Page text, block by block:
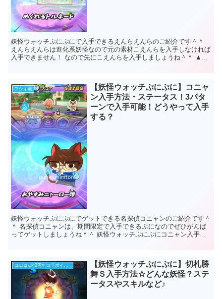
妖怪ウォッチぷにぷにで入手できるえんらえんらのご紹介です＾＾
えんらえんらは進化系妖怪なので元の素材こえんらを入手しなければ
入手できません！ なので先にこえんらを入手しましょうね＾＾ ▲こ
フシギ族
【妖怪ウォッチぷにぷに】コニャ
ン入手方法・ステータス！3パタ
ーンで入手可能！どうやって入手
する？
妖怪ウォッチぷにぷにでゲットできる名探偵コニャンのご紹介です＾
＾ 名探偵コニャンは、期間限定で入手できるぷになのでぜひがんば
ってゲットしましょうね＾＾ 妖怪ウォッチぷにぷにコニャン入手方
コロコロ40周年コラボイベント
【妖怪ウォッチぷにぷに】切札勝
舞Ｓ入手方法☆どんな妖怪？ステ
ータスやスキルなど♪